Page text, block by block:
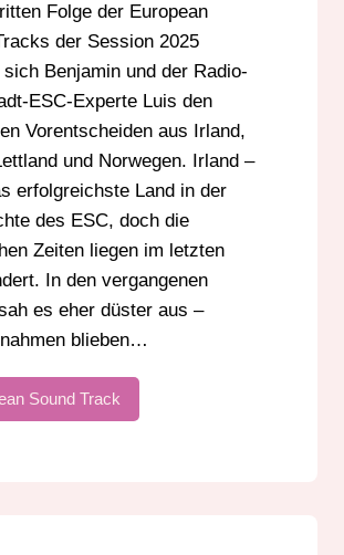
Folge der European
der Session 2025
Benjamin und der Radio-
ESC-Experte Luis den
Vorentscheiden aus Irland,
und Norwegen. Irland –
erfolgreichste Land in der
des ESC, doch die
Zeiten liegen im letzten
In den vergangenen
es eher düster aus –
blieben…
Sound Track